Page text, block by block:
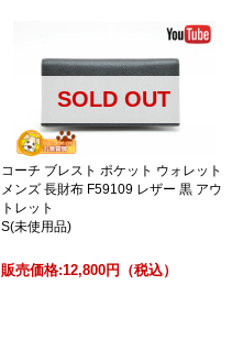
コーチ ブレスト ポケット ウォレット
メンズ 長財布 F59109 レザー 黒 アウ
トレット
S(未使用品)
販売価格:12,800円 （税込）
SOLD OUT